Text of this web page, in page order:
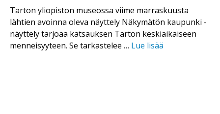
Tarton yliopiston museossa viime marraskuusta
lähtien avoinna oleva näyttely Näkymätön kaupunki -
näyttely tarjoaa katsauksen Tarton keskiaikaiseen
menneisyyteen. Se tarkastelee … Lue lisää